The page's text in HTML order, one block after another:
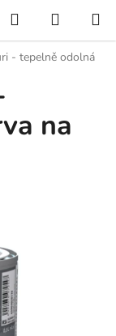
Hledat
KOŠÍK
- tepelně odolná
na